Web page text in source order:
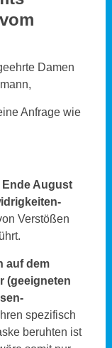
Damen
Anfrage wie
Ende August
Verstößen
auf dem
(geeigneten
spezifisch
beruhten ist